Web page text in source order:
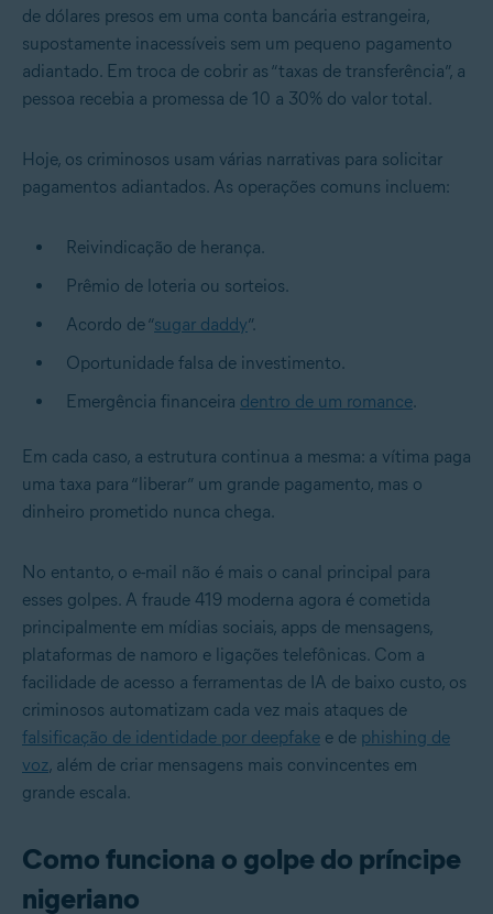
de dólares presos em uma conta bancária estrangeira,
supostamente inacessíveis sem um pequeno pagamento
adiantado. Em troca de cobrir as “taxas de transferência”, a
pessoa recebia a promessa de 10 a 30% do valor total.
Hoje, os criminosos usam várias narrativas para solicitar
pagamentos adiantados. As operações comuns incluem:
Reivindicação de herança.
Prêmio de loteria ou sorteios.
Acordo de “sugar daddy”.
Oportunidade falsa de investimento.
Emergência financeira dentro de um romance.
Em cada caso, a estrutura continua a mesma: a vítima paga
uma taxa para “liberar” um grande pagamento, mas o
dinheiro prometido nunca chega.
No entanto, o e-mail não é mais o canal principal para
esses golpes. A fraude 419 moderna agora é cometida
principalmente em mídias sociais, apps de mensagens,
plataformas de namoro e ligações telefônicas. Com a
facilidade de acesso a ferramentas de IA de baixo custo, os
criminosos automatizam cada vez mais ataques de
falsificação de identidade por deepfake e de phishing de
voz, além de criar mensagens mais convincentes em
grande escala.
Como funciona o golpe do príncipe
nigeriano